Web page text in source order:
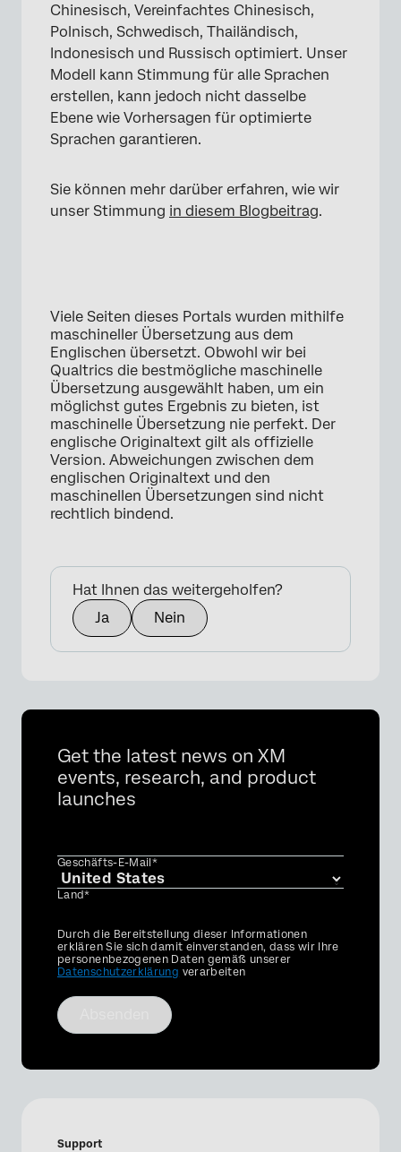
Chinesisch, Vereinfachtes Chinesisch,
Polnisch, Schwedisch, Thailändisch,
Indonesisch und Russisch optimiert. Unser
Modell kann Stimmung für alle Sprachen
erstellen, kann jedoch nicht dasselbe
Ebene wie Vorhersagen für optimierte
Sprachen garantieren.
Sie können mehr darüber erfahren, wie wir
unser Stimmung in diesem Blogbeitrag.
Viele Seiten dieses Portals wurden mithilfe
maschineller Übersetzung aus dem
Englischen übersetzt. Obwohl wir bei
Qualtrics die bestmögliche maschinelle
Übersetzung ausgewählt haben, um ein
möglichst gutes Ergebnis zu bieten, ist
maschinelle Übersetzung nie perfekt. Der
englische Originaltext gilt als offizielle
Version. Abweichungen zwischen dem
englischen Originaltext und den
maschinellen Übersetzungen sind nicht
rechtlich bindend.
Hat Ihnen das weitergeholfen?
Ja
Nein
Get the latest news on XM
events, research, and product
launches
Geschäfts-E-Mail*
Land*
Privacy
Optin
Durch die Bereitstellung dieser Informationen
erklären Sie sich damit einverstanden, dass wir Ihre
personenbezogenen Daten gemäß unserer
Datenschutzerklärung verarbeiten
Support